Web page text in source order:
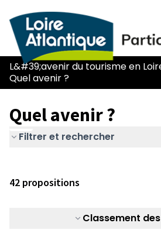
L&#39;avenir du tourisme en
Quel avenir ?
Quel avenir ?
Filtrer et rechercher
42 propositions
Classement